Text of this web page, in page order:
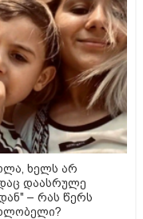
ხელს არ
დაასრულე
– რას წერს